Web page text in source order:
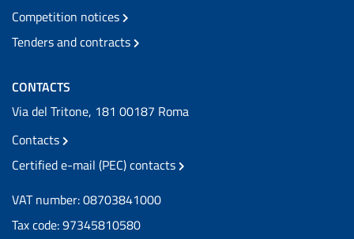
Competition notices
Tenders and contracts
CONTACTS
Via del Tritone, 181 00187 Roma
Contacts
Certified e-mail (PEC) contacts
VAT number: 08703841000
Tax code: 97345810580